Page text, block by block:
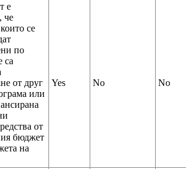
е
че
се
по
са
от друг
или
от
бюджет
на
Yes No No